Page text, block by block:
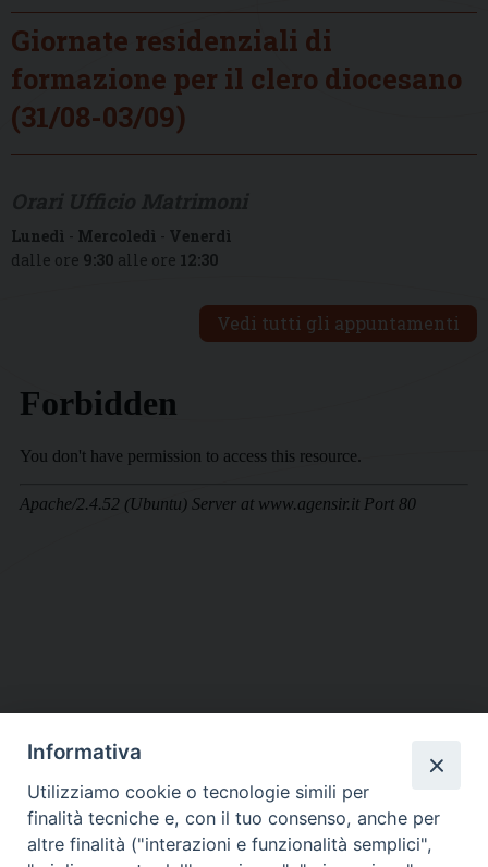
Giornate residenziali di
formazione per il clero diocesano
(31/08-03/09)
Lunedì - Mercoledì - Venerdì
dalle ore 9:30 alle ore 12:30
Vedi tutti gli appuntamenti
DIOCESI SUBURBICARIA DI ALBANO
Contatti:Tel.: 06.93268401 - Fax.: 06.9323844
E-mail:curia@diocesidialbano.it
Informativa
Utilizziamo cookie o tecnologie simili per
finalità tecniche e, con il tuo consenso, anche per
altre finalità ("interazioni e funzionalità semplici",